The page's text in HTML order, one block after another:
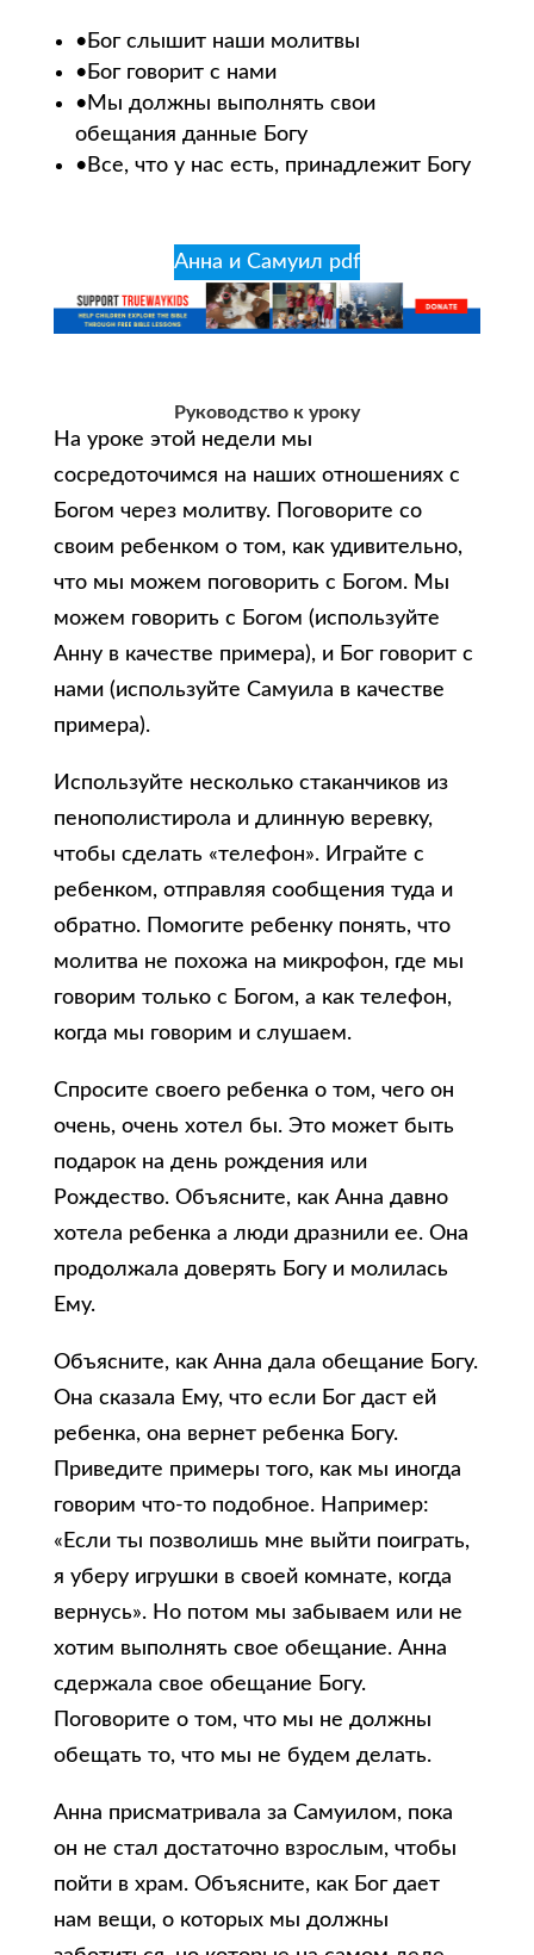
•Бог слышит наши молитвы
•Бог говорит с нами
•Мы должны выполнять свои
обещания данные Богу
•Все, что у нас есть, принадлежит Богу
Анна и Самуил pdf
Руководство к уроку
На уроке этой недели мы
сосредоточимся на наших отношениях с
Богом через молитву. Поговорите со
своим ребенком о том, как удивительно,
что мы можем поговорить с Богом. Мы
можем говорить с Богом (используйте
Анну в качестве примера), и Бог говорит с
нами (используйте Самуила в качестве
примера).
Используйте несколько стаканчиков из
пенополистирола и длинную веревку,
чтобы сделать «телефон». Играйте с
ребенком, отправляя сообщения туда и
обратно. Помогите ребенку понять, что
молитва не похожа на микрофон, где мы
говорим только с Богом, а как телефон,
когда мы говорим и слушаем.
Спросите своего ребенка о том, чего он
очень, очень хотел бы. Это может быть
подарок на день рождения или
Рождество. Объясните, как Анна давно
хотела ребенка а люди дразнили ее. Она
продолжала доверять Богу и молилась
Ему.
Объясните, как Анна дала обещание Богу.
Она сказала Ему, что если Бог даст ей
ребенка, она вернет ребенка Богу.
Приведите примеры того, как мы иногда
говорим что-то подобное. Например:
«Если ты позволишь мне выйти поиграть,
я уберу игрушки в своей комнате, когда
вернусь». Но потом мы забываем или не
хотим выполнять свое обещание. Анна
сдержала свое обещание Богу.
Поговорите о том, что мы не должны
обещать то, что мы не будем делать.
Анна присматривала за Самуилом, пока
он не стал достаточно взрослым, чтобы
пойти в храм. Объясните, как Бог дает
нам вещи, о которых мы должны